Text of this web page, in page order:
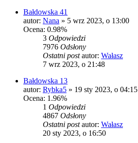
Bałdowska 41
autor: Nana » 5 wrz 2023, o 13:00
Ocena: 0.98%
3 Odpowiedzi
7976 Odsłony
Ostatni postautor: Wałasz
7 wrz 2023, o 21:48
Bałdowska 13
autor: Rybka5 » 19 sty 2023, o 04:15
Ocena: 1.96%
1 Odpowiedzi
4867 Odsłony
Ostatni postautor: Wałasz
20 sty 2023, o 16:50